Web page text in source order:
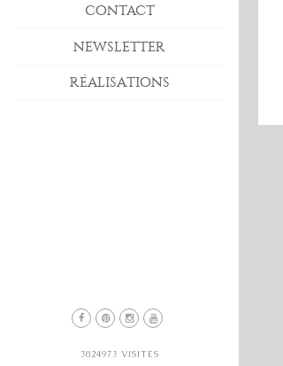
CONTACT
NEWSLETTER
RÉALISATIONS
3824973 VISITES